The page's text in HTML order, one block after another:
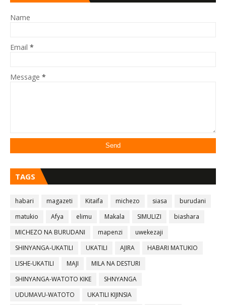
Name
Email *
Message *
TAGS
habari magazeti Kitaifa michezo siasa
burudani
matukio
Afya elimu Makala SIMULIZI
biashara
MICHEZO NA BURUDANI
mapenzi
uwekezaji
SHINYANGA-UKATILI
UKATILI AJIRA
HABARI MATUKIO
LISHE-UKATILI
MAJI
MILA NA DESTURI
SHINYANGA-WATOTO KIKE
SHNYANGA
UDUMAVU-WATOTO
UKATILI KIJINSIA